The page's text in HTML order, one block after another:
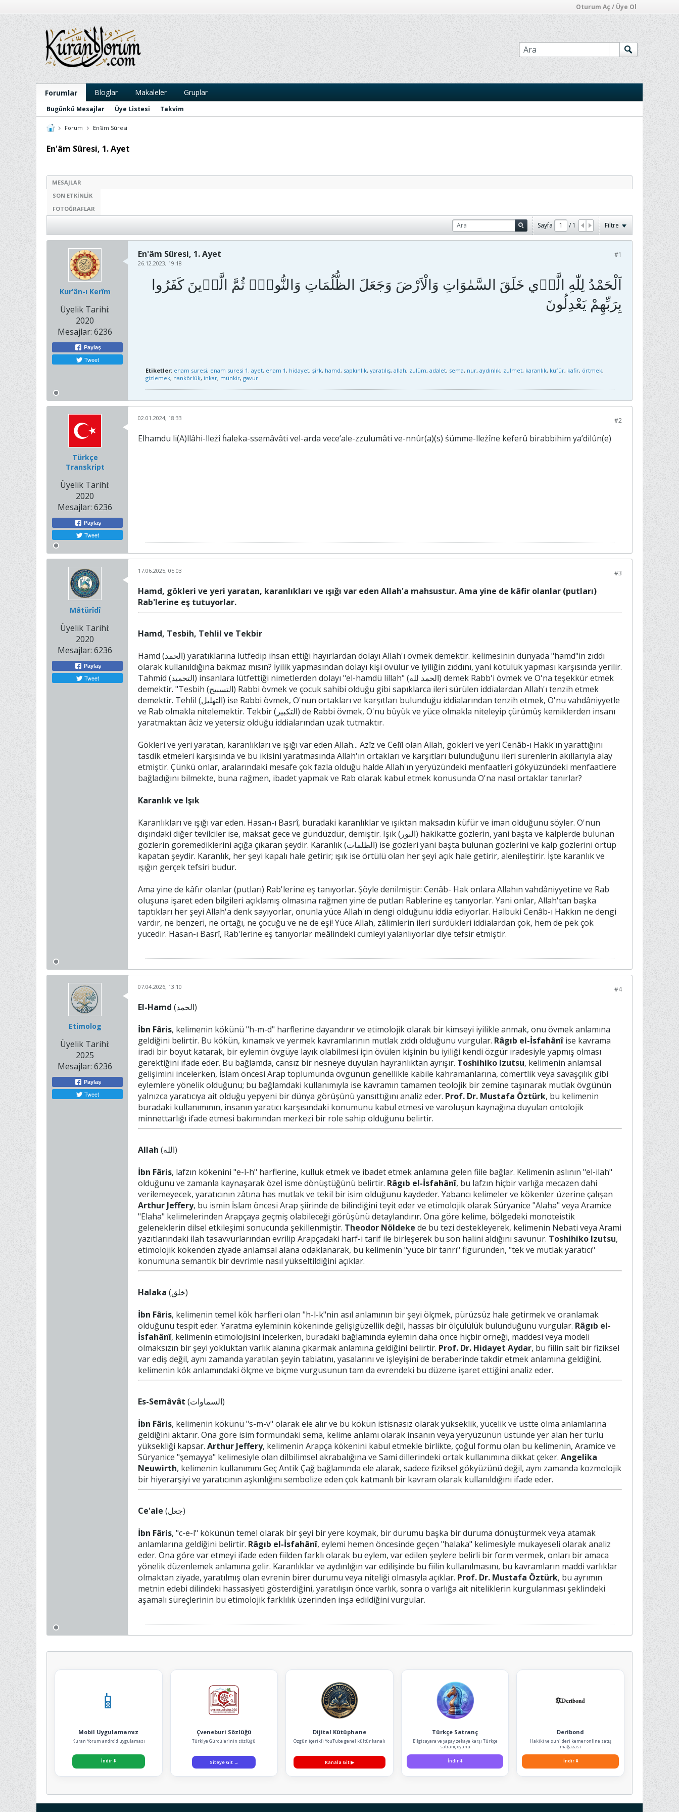
Oturum Aç / Üye Ol
Forumlar Bloglar Makaleler Gruplar
Bugünkü Mesajlar Üye Listesi Takvim
Forum En'âm Sûresi
En'âm Sûresi, 1. Ayet
MESAJLAR
SON ETKINLIK
FOTOĞRAFLAR
Sayfa /1 Filtre
Kur’ân-ı Kerîm
Üyelik Tarihi:
2020
Mesajlar: 6236
Paylaş
Tweet
#1
En'âm Sûresi, 1. Ayet
26.12.2023, 19:18
اَلْحَمْدُ لِلّٰهِ الَّذ۪ي خَلَقَ السَّمٰوَاتِ وَالْاَرْضَ وَجَعَلَ الظُّلُمَاتِ وَالنُّورَۜ ثُمَّ الَّذ۪ينَ كَفَرُوا
Etiketler: enam suresi, enam suresi 1. ayet, enam 1, hidayet, şirk, hamd, sapkınlık, yaratılış, allah, zulüm, adalet, sema, nur, aydınlık, zulmet, karanlık, küfür, kafir, örtmek,
gizlemek, nankörlük, inkar, münkir, gavur
Türkçe
Transkript
Üyelik Tarihi:
2020
Mesajlar: 6236
Paylaş
Tweet
#2
02.01.2024, 18:33
Elhamdu li(A)llâhi-lleżî ḣaleka-ssemâvâti vel-arda vece’ale-zzulumâti ve-nnûr(a)(s) śümme-lleżîne keferû birabbihim ya’dilûn(e)
Mâtürîdî
Üyelik Tarihi:
2020
Mesajlar: 6236
Paylaş
Tweet
#3
17.06.2025, 05:03
Hamd, gökleri ve yeri yaratan, karanlıkları ve ışığı var eden Allah'a mahsustur. Ama yine de kâfir olanlar (putları)
Rab'lerine eş tutuyorlar.
Hamd, Tesbih, Tehlil ve Tekbir
Hamd (الحمد) yaratıklarına lütfedip ihsan ettiği hayırlardan dolayı Allah'ı övmek demektir. kelimesinin dünyada "hamd"in zıddı
olarak kullanıldığına bakmaz mısın? İyilik yapmasından dolayı kişi övülür ve iyiliğin zıddını, yani kötülük yapması karşısında yerilir.
Tahmid (التحميد) insanlara lütfettiği nimetlerden dolayı "el-hamdü lillah" (الحمد لله) demek Rabb'i övmek ve O'na teşekkür etmek
demektir. "Tesbih (التسبيح) Rabbi övmek ve çocuk sahibi olduğu gibi sapıklarca ileri sürülen iddialardan Allah'ı tenzih etmek
demektir. Tehlil (التهليل) ise Rabbi övmek, O'nun ortakları ve karşıtları bulunduğu iddialarından tenzih etmek, O'nu vahdâniyyetle
ve Rab olmakla nitelemektir. Tekbir (التكبير) de Rabbi övmek, O'nu büyük ve yüce olmakla niteleyip çürümüş kemiklerden insanı
yaratmaktan âciz ve yetersiz olduğu iddialarından uzak tutmaktır.
Gökleri ve yeri yaratan, karanlıkları ve ışığı var eden Allah... Azîz ve Celîl olan Allah, gökleri ve yeri Cenâb-ı Hakk'ın yarattığını
tasdik etmeleri karşısında ve bu ikisini yaratmasında Allah'ın ortakları ve karşıtları bulunduğunu ileri sürenlerin akıllarıyla alay
etmiştir. Çünkü onlar, aralarındaki mesafe çok fazla olduğu halde Allah'ın yeryüzündeki menfaatleri gökyüzündeki menfaatlere
bağladığını bilmekte, buna rağmen, ibadet yapmak ve Rab olarak kabul etmek konusunda O'na nasıl ortaklar tanırlar?
Karanlık ve Işık
Karanlıkları ve ışığı var eden. Hasan-ı Basrî, buradaki karanlıklar ve ışıktan maksadın küfür ve iman olduğunu söyler. O'nun
dışındaki diğer tevilciler ise, maksat gece ve gündüzdür, demiştir. Işık (النور) hakikatte gözlerin, yani başta ve kalplerde bulunan
gözlerin göremediklerini açığa çıkaran şeydir. Karanlık (الظلمات) ise gözleri yani başta bulunan gözlerini ve kalp gözlerini örtüp
kapatan şeydir. Karanlık, her şeyi kapalı hale getirir; ışık ise örtülü olan her şeyi açık hale getirir, alenileştirir. İşte karanlık ve
ışığın gerçek tefsiri budur.
Ama yine de kâfır olanlar (putları) Rab'lerine eş tanıyorlar. Şöyle denilmiştir: Cenâb- Hak onlara Allahın vahdâniyyetine ve Rab
oluşuna işaret eden bilgileri açıklamış olmasına rağmen yine de putları Rablerine eş tanıyorlar. Yani onlar, Allah'tan başka
taptıkları her şeyi Allah'a denk sayıyorlar, onunla yüce Allah'ın dengi olduğunu iddia ediyorlar. Halbuki Cenâb-ı Hakkın ne dengi
vardır, ne benzeri, ne ortağı, ne çocuğu ve ne de eşi! Yüce Allah, zâlimlerin ileri sürdükleri iddialardan çok, hem de pek çok
yücedir. Hasan-ı Basrî, Rab'lerine eş tanıyorlar meâlindeki cümleyi yalanlıyorlar diye tefsir etmiştir.
Etimolog
Üyelik Tarihi:
2025
Mesajlar: 6236
Paylaş
Tweet
#4
07.04.2026, 13:10
El-Hamd
(الحمد)
İbn Fâris, kelimenin kökünü "h-m-d" harflerine dayandırır ve etimolojik olarak bir kimseyi iyilikle anmak, onu övmek anlamına
geldiğini belirtir. Bu kökün, kınamak ve yermek kavramlarının mutlak zıddı olduğunu vurgular. Râgıb el-İsfahânîise kavrama
iradi bir boyut katarak, bir eylemin övgüye layık olabilmesi için övülen kişinin bu iyiliği kendi özgür iradesiyle yapmış olması
gerektiğini ifade eder. Bu bağlamda, cansız bir nesneye duyulan hayranlıktan ayrışır. Toshihiko Izutsu, kelimenin anlamsal
gelişimini incelerken, İslam öncesi Arap toplumunda övgünün genellikle kabile kahramanlarına, cömertlik veya savaşçılık gibi
eylemlere yönelik olduğunu; bu bağlamdaki kullanımıyla ise kavramın tamamen teolojik bir zemine taşınarak mutlak övgünün
yalnızca yaratıcıya ait olduğu yepyeni bir dünya görüşünü yansıttığını analiz eder. Prof. Dr. Mustafa Öztürk, bu kelimenin
buradaki kullanımının, insanın yaratıcı karşısındaki konumunu kabul etmesi ve varoluşun kaynağına duyulan ontolojik
minnettarlığı ifade etmesi bakımından merkezi bir role sahip olduğunu belirtir.
Allah
(الله)
İbn Fâris, lafzın kökenini "e-l-h" harflerine, kulluk etmek ve ibadet etmek anlamına gelen fiile bağlar. Kelimenin aslının "el-ilah"
olduğunu ve zamanla kaynaşarak özel isme dönüştüğünü belirtir. Râgıb el-İsfahânî, bu lafzın hiçbir varlığa mecazen dahi
verilemeyecek, yaratıcının zâtına has mutlak ve tekil bir isim olduğunu kaydeder. Yabancı kelimeler ve kökenler üzerine çalışan
Arthur Jeffery, bu ismin İslam öncesi Arap şiirinde de bilindiğini teyit eder ve etimolojik olarak Süryanice "Alaha" veya Aramice
"Elaha" kelimelerinden Arapçaya geçmiş olabileceği görüşünü detaylandırır. Ona göre kelime, bölgedeki monoteistik
geleneklerin dilsel etkileşimi sonucunda şekillenmiştir. Theodor Nöldeke de bu tezi destekleyerek, kelimenin Nebati veya Arami
yazıtlarındaki ilah tasavvurlarından evrilip Arapçadaki harf-i tarif ile birleşerek bu son halini aldığını savunur. Toshihiko Izutsu,
etimolojik kökenden ziyade anlamsal alana odaklanarak, bu kelimenin "yüce bir tanrı" figüründen, "tek ve mutlak yaratıcı"
konumuna semantik bir devrimle nasıl yükseltildiğini açıklar.
Halaka
(خلق)
İbn Fâris, kelimenin temel kök harfleri olan "h-l-k"nin asıl anlamının bir şeyi ölçmek, pürüzsüz hale getirmek ve oranlamak
olduğunu tespit eder. Yaratma eyleminin kökeninde gelişigüzellik değil, hassas bir ölçülülük bulunduğunu vurgular. Râgıb el-
İsfahânî, kelimenin etimolojisini incelerken, buradaki bağlamında eylemin daha önce hiçbir örneği, maddesi veya modeli
olmaksızın bir şeyi yokluktan varlık alanına çıkarmak anlamına geldiğini belirtir. Prof. Dr. Hidayet Aydar, bu fiilin salt bir fiziksel
var ediş değil, aynı zamanda yaratılan şeyin tabiatını, yasalarını ve işleyişini de beraberinde takdir etmek anlamına geldiğini,
kelimenin kök anlamındaki ölçme ve biçme vurgusunun tam da evrendeki bu düzene işaret ettiğini analiz eder.
Es-Semâvât
(السماوات)
İbn Fâris, kelimenin kökünü "s-m-v" olarak ele alır ve bu kökün istisnasız olarak yükseklik, yücelik ve üstte olma anlamlarına
geldiğini aktarır. Ona göre isim formundaki sema, kelime anlamı olarak insanın veya yeryüzünün üstünde yer alan her türlü
yüksekliği kapsar. Arthur Jeffery, kelimenin Arapça kökenini kabul etmekle birlikte, çoğul formu olan bu kelimenin, Aramice ve
Süryanice "şemayya" kelimesiyle olan dilbilimsel akrabalığına ve Sami dillerindeki ortak kullanımına dikkat çeker. Angelika
Neuwirth, kelimenin kullanımını Geç Antik Çağ bağlamında ele alarak, sadece fiziksel gökyüzünü değil, aynı zamanda kozmolojik
bir hiyerarşiyi ve yaratıcının aşkınlığını sembolize eden çok katmanlı bir kavram olarak kullanıldığını ifade eder.
Ce'ale
(جعل)
İbn Fâris, "c-e-l" kökünün temel olarak bir şeyi bir yere koymak, bir durumu başka bir duruma dönüştürmek veya atamak
anlamlarına geldiğini belirtir. Râgıb el-İsfahânî, eylemi hemen öncesinde geçen "halaka" kelimesiyle mukayeseli olarak analiz
eder. Ona göre var etmeyi ifade eden fiilden farklı olarak bu eylem, var edilen şeylere belirli bir form vermek, onları bir amaca
yönelik düzenlemek anlamına gelir. Karanlıklar ve aydınlığın var edilişinde bu fiilin kullanılmasını, bu kavramların maddi varlıklar
olmaktan ziyade, yaratılmış olan evrenin birer durumu veya niteliği olmasıyla açıklar. Prof. Dr. Mustafa Öztürk, bu ayrımın
metnin edebi dilindeki hassasiyeti gösterdiğini, yaratılışın önce varlık, sonra o varlığa ait niteliklerin kurgulanması şeklindeki
aşamalı süreçlerinin bu etimolojik farklılık üzerinden inşa edildiğini vurgular.
📱
Mobil Uygulamamız
Kuran Yorum android uygulaması
İndir⬇️
Çveneburi Sözlüğü
Türkiye Gürcülerinin sözlüğü
Siteye Git →
Dijital Kütüphane
Özgün içerikli YouTube genel kültür kanalı
Kanala Git▶
Türkçe Satranç
Bilgisayara ve yapay zekaya karşı Türkçe
satranç oyunu
İndir ⬇️
Deribond
Hakiki ve suni deri kemer online satış
mağazası
İndir⬇️